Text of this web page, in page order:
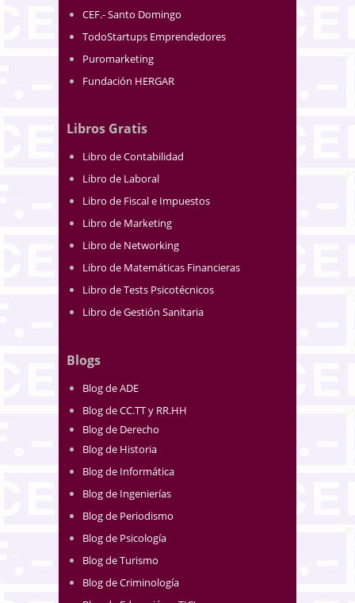
CEF.- Santo Domingo
TodoStartups Emprendedores
Puromarketing
Fundación HERGAR
Libros Gratis
Libro de Contabilidad
Libro de Laboral
Libro de Fiscal e Impuestos
Libro de Marketing
Libro de Networking
Libro de Matemáticas Financieras
Libro de Tests Psicotécnicos
Libro de Gestión Sanitaria
Blogs
Blog de ADE
Blog de CC.TT y RR.HH
Blog de Derecho
Blog de Historia
Blog de Informática
Blog de Ingenierías
Blog de Periodismo
Blog de Psicología
Blog de Turismo
Blog de Criminología